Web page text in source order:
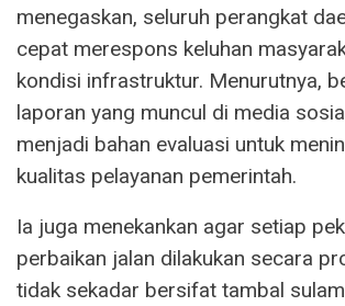
menegaskan, seluruh perangkat
cepat merespons keluhan
kondisi infrastruktur. Menurutnya,
laporan yang muncul di media
menjadi bahan evaluasi untuk
kualitas pelayanan pemerintah.
Ia juga menekankan agar setiap
perbaikan jalan dilakukan secara
tidak sekadar bersifat tambal